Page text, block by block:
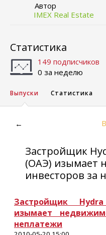
Автор
IMEX Real Estate
Статистика
149 подписчиков
0 за неделю
Выпуски Статистика
←
Застройщик
(ОАЭ) изымает
инвесторов за
Застройщик
изымает
неплатежи